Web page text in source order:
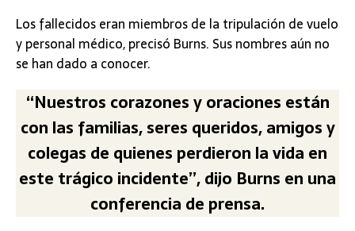
Los fallecidos eran miembros de la tripulación de vuelo
y personal médico, precisó Burns. Sus nombres aún no
se han dado a conocer.
“Nuestros corazones y oraciones están
con las familias, seres queridos, amigos y
colegas de quienes perdieron la vida en
este trágico incidente”, dijo Burns en una
conferencia de prensa.